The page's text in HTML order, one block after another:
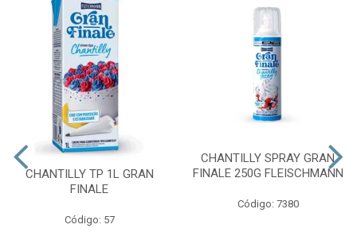
CHANTILLY TP 1L GRAN
FINALE
Código: 57
CHANTILLY SPRAY GRAN
FINALE 250G FLEISCHMANN
Código: 7380